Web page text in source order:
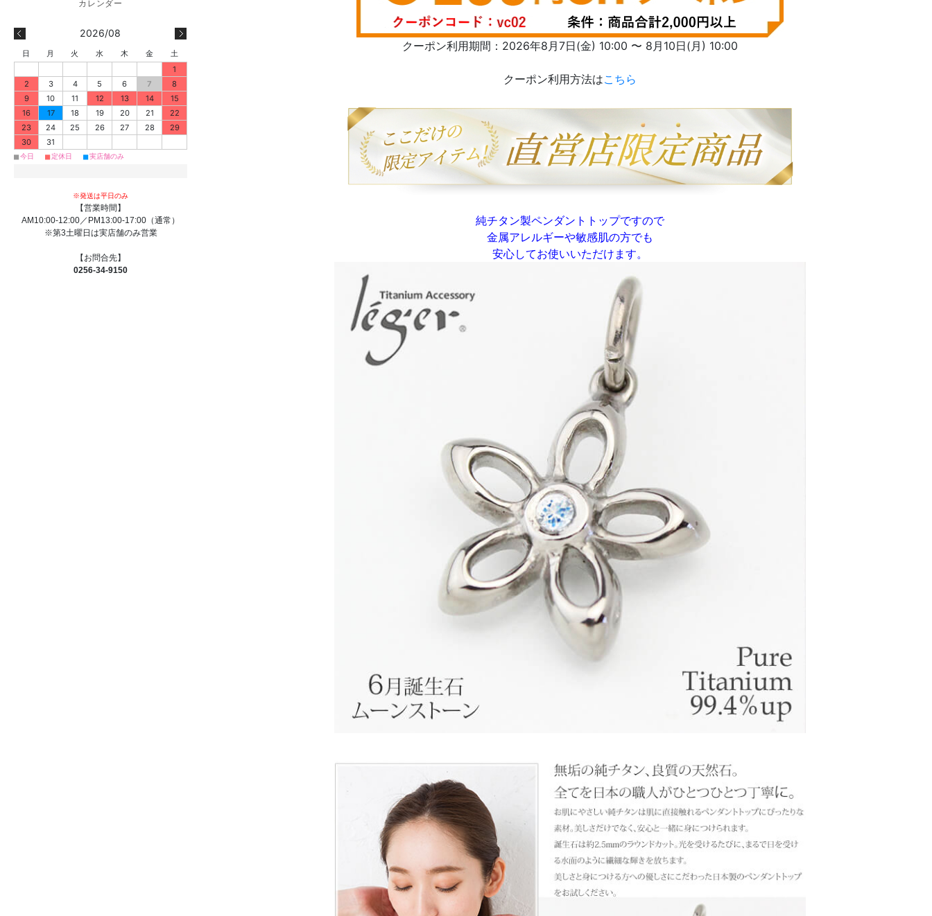
クーポン利用期間：2026年8月7日(金) 10:00 〜 8月10日(月) 10:00
クーポン利用方法はこちら
純チタン製ペンダントトップですので
金属アレルギーや敏感肌の方でも
安心してお使いいただけます。
2026/08
日 月 火 水 木 金
土
1
2
3 4 5 6 7
8
9
10 11 12 13 14
15
16
17 18 19 20 21
22
23
24 25 26 27 28
29
30
31
■今日 ■定休日 ■実店舗のみ
※発送は平日のみ
【営業時間】
AM10:00-12:00／PM13:00-17:00（通常）
※第3土曜日は実店舗のみ営業
【お問合先】
0256-34-9150